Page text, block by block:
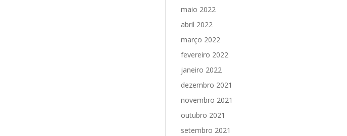
maio 2022
abril 2022
março 2022
fevereiro 2022
janeiro 2022
dezembro 2021
novembro 2021
outubro 2021
setembro 2021